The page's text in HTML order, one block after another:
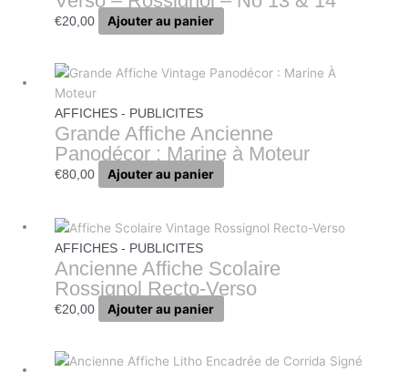
€20,00 Ajouter au panier
AFFICHES - PUBLICITES
Grande Affiche Ancienne
Panodécor : Marine à Moteur
€80,00 Ajouter au panier
AFFICHES - PUBLICITES
Ancienne Affiche Scolaire
Rossignol Recto-Verso
€20,00 Ajouter au panier